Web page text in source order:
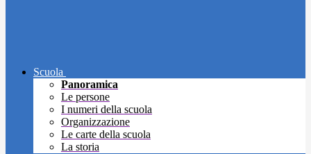
Scuola
Panoramica
Le persone
I numeri della scuola
Organizzazione
Le carte della scuola
La storia